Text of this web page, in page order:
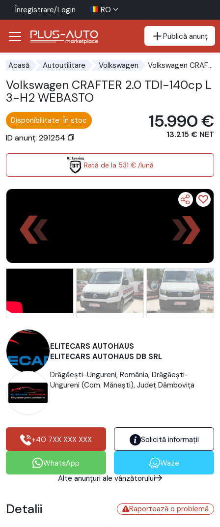
Înregistrare/Login RO
Publică anunț
Acasă Autoutilitare Volkswagen Volkswagen CRAFTER 2.0 TDI-140cp L3-H2 WEBASTO
Volkswagen CRAFTER 2.0 TDI-140cp L
3-H2 WEBASTO
Disponibilitate: În stoc
ID anunț: 291254
15.990 €
13.215 € NET
Rată de la 531 € /lună
ELITECARS AUTOHAUS
ELITECARS AUTOHAUS DB SRL
Drăgăești-Ungureni, România, Drăgăeşti-
Ungureni (Com. Măneşti), Județ Dâmboviţa
+40 7XX XXX XXX Solicită informații
WhatsApp
Waze
Alte anunțuri ale vânzătorului
Detalii Raportează o problemă